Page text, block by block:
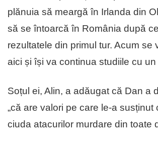
plănuia să meargă în Irlanda din
să se întoarcă în România după
rezultatele din primul tur. Acum se
aici și își va continua studiile cu un
Soțul ei, Alin, a adăugat că Dan a
„că are valori pe care le-a susținut
ciuda atacurilor murdare din toate